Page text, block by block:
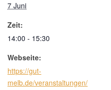
7 Juni
Zeit:
14:00 - 15:30
Webseite:
https://gut-
melb.de/veranstaltungen/